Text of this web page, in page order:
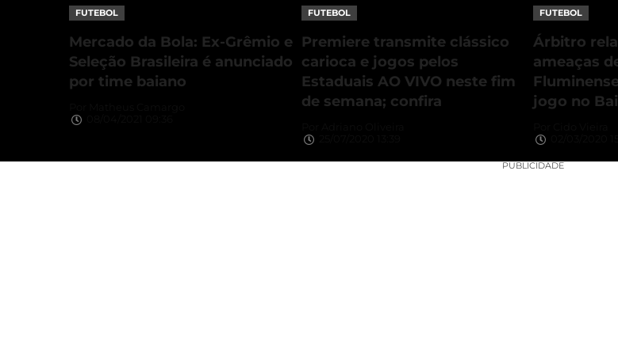
FUTEBOL
Mercado da Bola: Ex-Grêmio e
Seleção Brasileira é anunciado
por time baiano
FUTEBOL
Premiere transmite clássico
carioca e jogos pelos
Estaduais AO VIVO neste fim
de semana; confira
FUTEBOL
Árbitro
ameaças
jogo no
PUBLICIDADE